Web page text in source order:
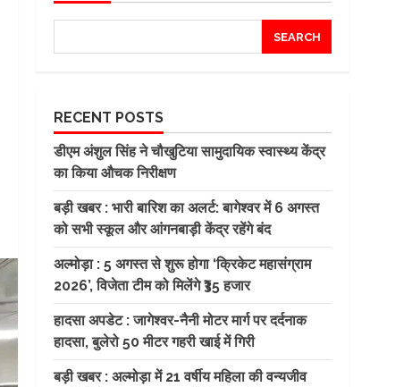
SEARCH
RECENT POSTS
डीएम अंशुल सिंह ने चौखुटिया सामुदायिक स्वास्थ्य केंद्र
का किया औचक निरीक्षण
बड़ी खबर : भारी बारिश का अलर्ट: बागेश्वर में 6 अगस्त
को सभी स्कूल और आंगनबाड़ी केंद्र रहेंगे बंद
अल्मोड़ा : 5 अगस्त से शुरू होगा ‘क्रिकेट महासंग्राम
2026’, विजेता टीम को मिलेंगे ₹35 हजार
हादसा अपडेट : जागेश्वर-नैनी मोटर मार्ग पर दर्दनाक
हादसा, बुलेरो 50 मीटर गहरी खाई में गिरी
बड़ी खबर : अल्मोड़ा में 21 वर्षीय महिला की वन्यजीव